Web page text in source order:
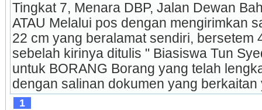
Tingkat 7, Menara DBP, Jalan Dewan
ATAU Melalui pos dengan mengirimkan
22 cm yang beralamat sendiri, bersetem
sebelah kirinya ditulis " Biasiswa Tun
untuk BORANG Borang yang telah
dengan salinan dokumen yang
1